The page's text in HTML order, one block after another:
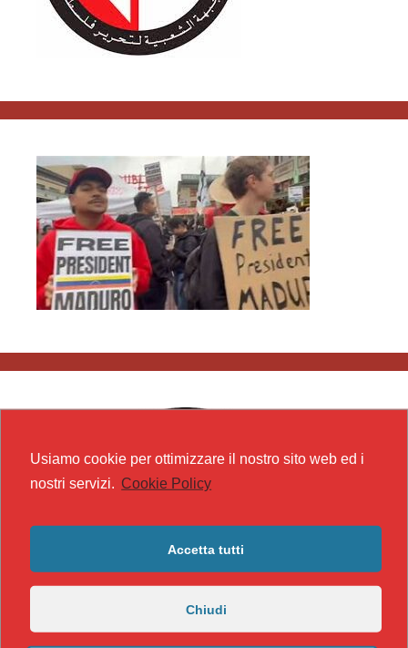
Usiamo cookie per ottimizzare il nostro sito web ed i
nostri servizi. Cookie Policy
Accetta tutti
Chiudi